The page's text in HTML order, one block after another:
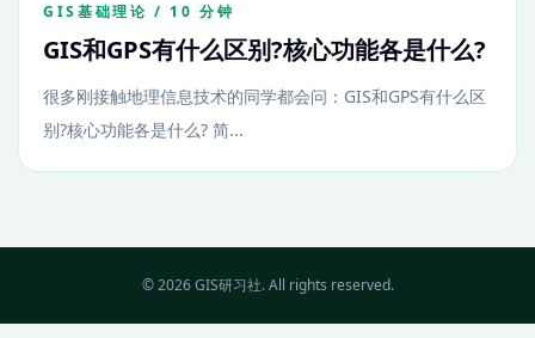
GIS基础理论 / 10 分钟
GIS和GPS有什么区别?核心功能各是什么?
很多刚接触地理信息技术的同学都会问：GIS和GPS有什么区
别?核心功能各是什么? 简...
© 2026 GIS研习社. All rights reserved.